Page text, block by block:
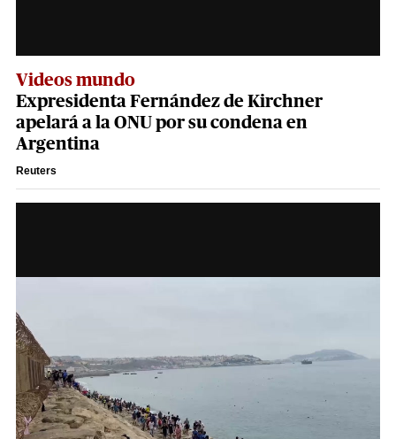
Videos mundo
Expresidenta Fernández de Kirchner
apelará a la ONU por su condena en
Argentina
Reuters